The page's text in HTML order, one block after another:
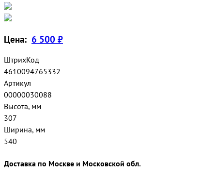
Цена: 6 500 ₽
ШтрихКод
4610094765332
Артикул
00000030088
Высота, мм
307
Ширина, мм
540
Доставка по Москве и Московской обл.